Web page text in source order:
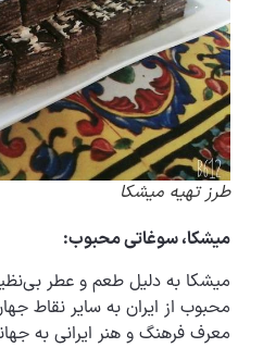
طرز تهیه میشکا
میشکا، سوغاتی محبوب:
میشکا به دلیل طعم و عطر
محبوب از ایران به سایر نقاط
معرف فرهنگ و هنر ایرانی به